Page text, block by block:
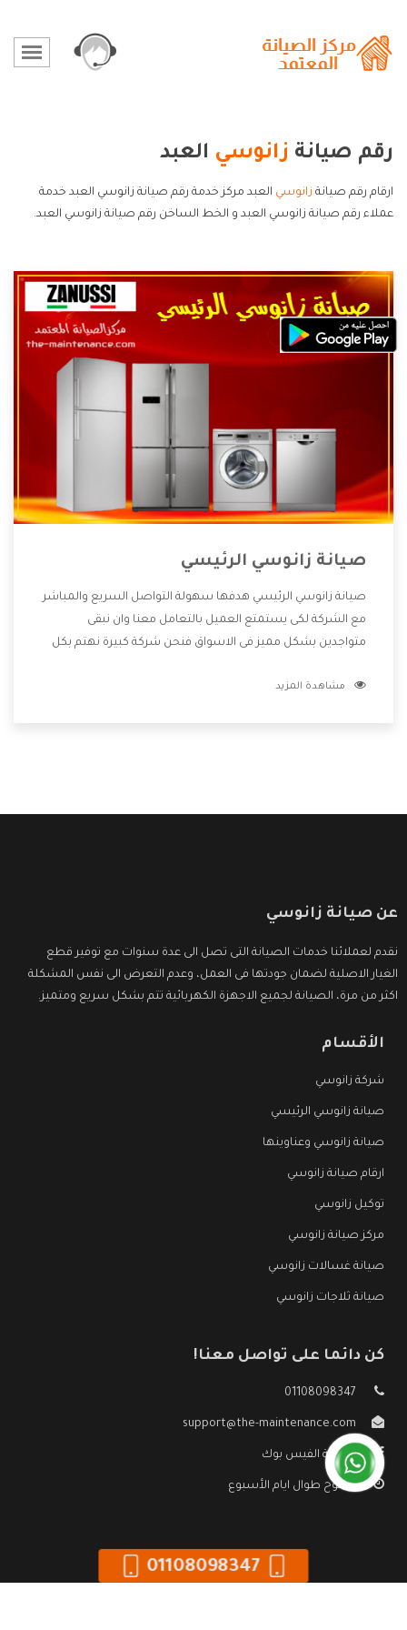
رقم صيانة زانوسي العبد
ارقام رقم صيانة زانوسي العبد مركز خدمة رقم صيانة زانوسي العبد خدمة
عملاء رقم صيانة زانوسي العبد و الخط الساخن رقم صيانة زانوسي العبد.
صيانة زانوسي الرئيسي
صيانة زانوسي الرئيسي هدفها سهولة التواصل السريع والمباشر
مع الشركة لكى يستمتع العميل بالتعامل معنا وان نبقى
متواجدين بشكل مميز فى الاسواق فنحن شركة كبيرة نهتم بكل
الشركة بها والتى تكون منها خدمة الصيانة التى تكون من أهم
مشاهدة المزيد
عن صيانة زانوسي
نقدم لعملائنا خدمات الصيانة التى تصل الى عدة سنوات مع توفير قطع
الغيار الاصلية لضمان جودتها فى العمل، وعدم التعرض الى نفس المشكلة
اكثر من مرة، الصيانة لجميع الاجهزة الكهربائية تتم بشكل سريع ومتميز.
الأقسام
شركة زانوسي
صيانة زانوسي الرئيسي
صيانة زانوسي وعناوينها
ارقام صيانة زانوسي
توكيل زانوسي
مركز صيانة زانوسي
صيانة غسالات زانوسي
صيانة ثلاجات زانوسي
كن دائما على تواصل معنا!
01108098347
support@the-maintenance.com
صفحة الفيس بوك
مفتوح طوال ايام الأسبوع
01108098347